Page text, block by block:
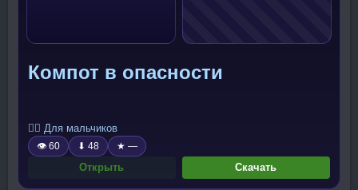
Компот в опасности
🧍‍♂️ Для мальчиков
👁 60 ⬇ 48 ★ —
Открыть Скачать